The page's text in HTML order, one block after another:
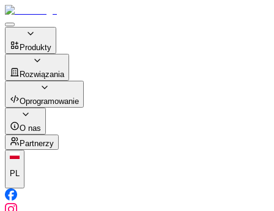
Produkty
Rozwiązania
Oprogramowanie
O nas
Partnerzy
PL